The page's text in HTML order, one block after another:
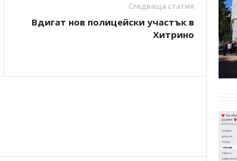
Следваща статия
Вдигат нов полицейски участък в
Хитрино